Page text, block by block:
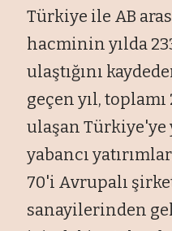
Türkiye ile AB
hacminin yılda
ulaştığını
geçen yıl,
ulaşan
yabancı
70'i Avrupalı
sanayilerinden